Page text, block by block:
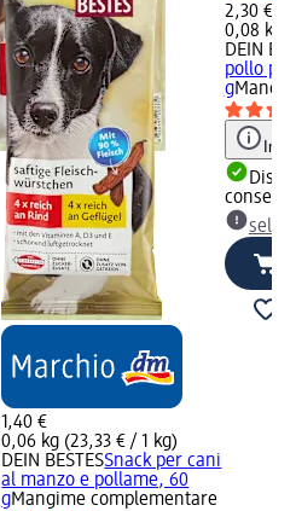
1,40 €
0,06 kg (23,33 € / 1 kg)
DEIN BESTESSnack per cani
al manzo e pollame, 60
gMangime complementare
2,30 €
0,08 kg
DEIN
pollo
g